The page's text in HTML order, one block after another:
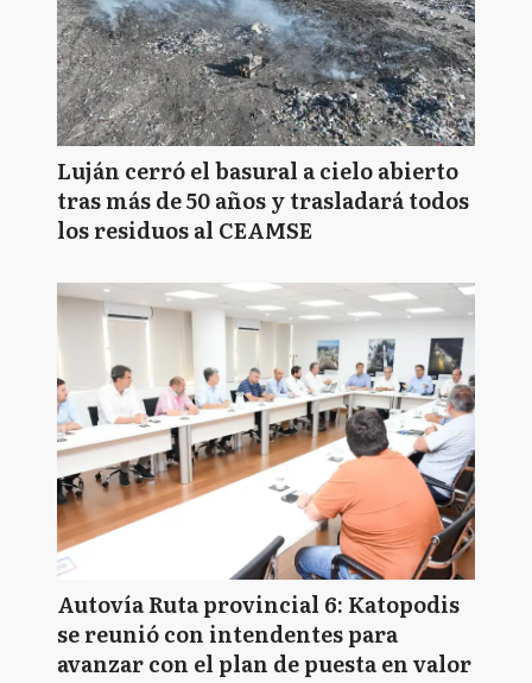
Luján cerró el basural a cielo abierto
tras más de 50 años y trasladará todos
los residuos al CEAMSE
Autovía Ruta provincial 6: Katopodis
se reunió con intendentes para
avanzar con el plan de puesta en valor